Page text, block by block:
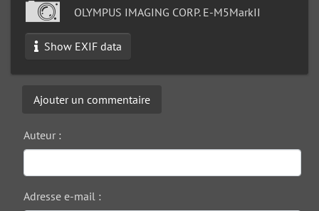
OLYMPUS IMAGING CORP. E-M5MarkII
Show EXIF data
Ajouter un commentaire
Auteur :
Adresse e-mail :